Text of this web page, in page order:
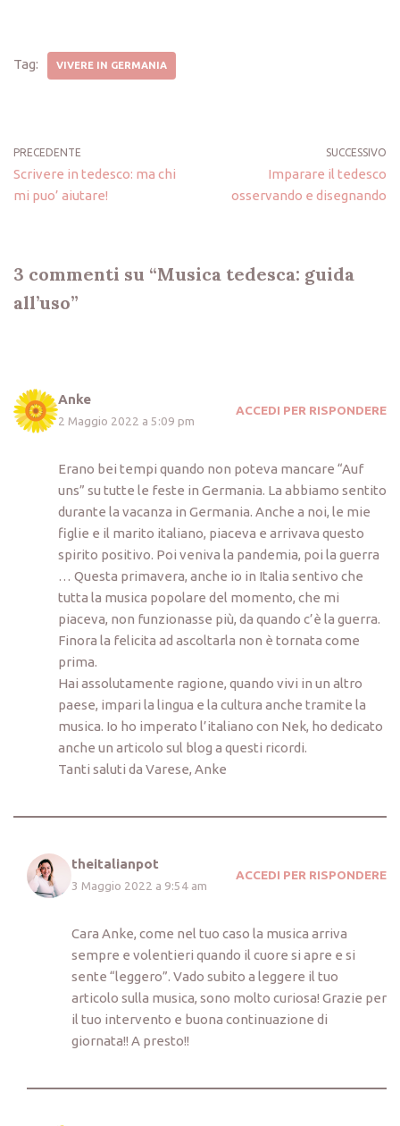
Tag: VIVERE IN GERMANIA
PRECEDENTE
Scrivere in tedesco: ma chi
mi puo’ aiutare!
SUCCESSIVO
Imparare il tedesco
osservando e disegnando
3 commenti su “Musica tedesca: guida
all’uso”
Anke
2 Maggio 2022 a 5:09 pm
ACCEDI PER RISPONDERE
Erano bei tempi quando non poteva mancare “Auf
uns” su tutte le feste in Germania. La abbiamo sentito
durante la vacanza in Germania. Anche a noi, le mie
figlie e il marito italiano, piaceva e arrivava questo
spirito positivo. Poi veniva la pandemia, poi la guerra
… Questa primavera, anche io in Italia sentivo che
tutta la musica popolare del momento, che mi
piaceva, non funzionasse più, da quando c’è la guerra.
Finora la felicita ad ascoltarla non è tornata come
prima.
Hai assolutamente ragione, quando vivi in un altro
paese, impari la lingua e la cultura anche tramite la
musica. Io ho imperato l’italiano con Nek, ho dedicato
anche un articolo sul blog a questi ricordi.
Tanti saluti da Varese, Anke
theitalianpot
3 Maggio 2022 a 9:54 am
ACCEDI PER RISPONDERE
Cara Anke, come nel tuo caso la musica arriva
sempre e volentieri quando il cuore si apre e si
sente “leggero”. Vado subito a leggere il tuo
articolo sulla musica, sono molto curiosa! Grazie per
il tuo intervento e buona continuazione di
giornata!! A presto!!